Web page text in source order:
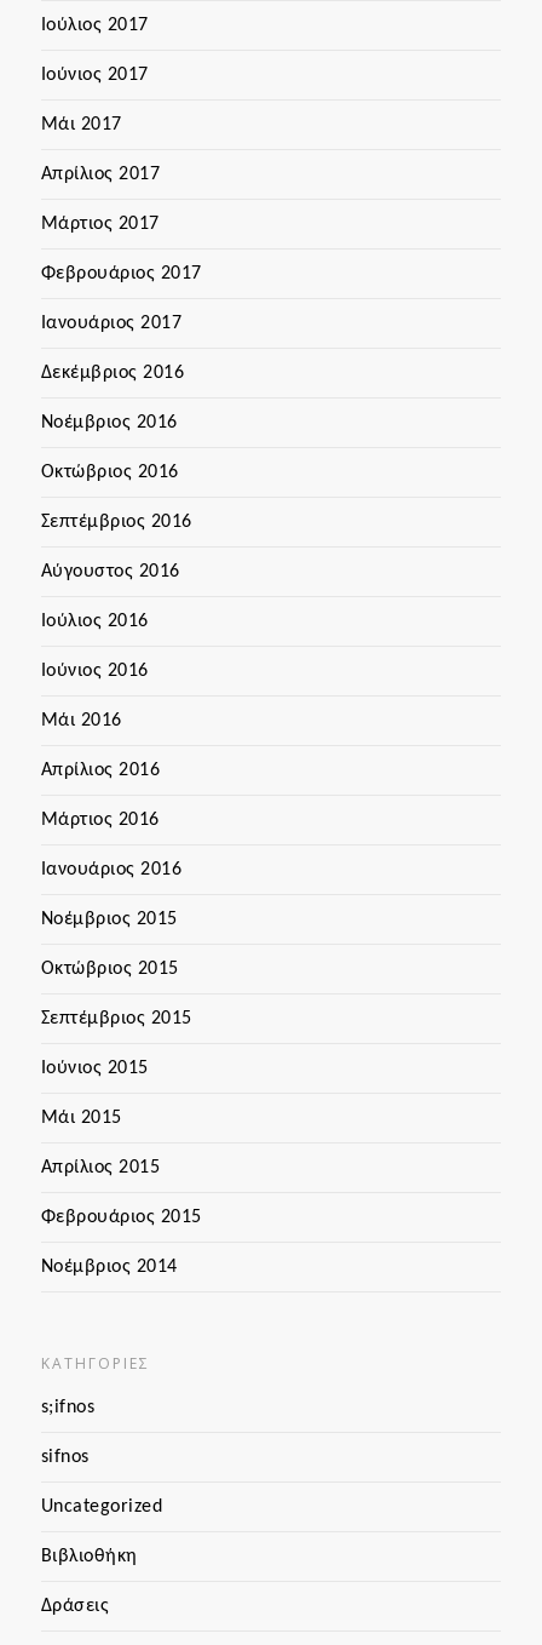
Ιούλιος 2017
Ιούνιος 2017
Μάι 2017
Απρίλιος 2017
Μάρτιος 2017
Φεβρουάριος 2017
Ιανουάριος 2017
Δεκέμβριος 2016
Νοέμβριος 2016
Οκτώβριος 2016
Σεπτέμβριος 2016
Αύγουστος 2016
Ιούλιος 2016
Ιούνιος 2016
Μάι 2016
Απρίλιος 2016
Μάρτιος 2016
Ιανουάριος 2016
Νοέμβριος 2015
Οκτώβριος 2015
Σεπτέμβριος 2015
Ιούνιος 2015
Μάι 2015
Απρίλιος 2015
Φεβρουάριος 2015
Νοέμβριος 2014
KΑΤΗΓΟΡΊΕΣ
s;ifnos
sifnos
Uncategorized
Βιβλιοθήκη
Δράσεις